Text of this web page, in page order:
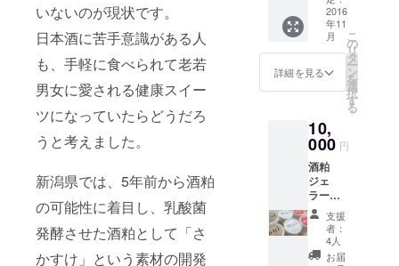
いないのが現状です。
日本酒に苦手意識がある人
も、手軽に食べられて老若
男女に愛される健康スイー
ツになっていたらどうだろ
うと考えました。
新潟県では、5年前から酒粕
の可能性に着目し、乳酸菌
発酵させた酒粕として「さ
かすけ」という素材の開発
×2個、
苺×2
個、玄
米珈琲
×2個
2016
年11
月
詳細を見る
こ
の
リ
タ
ー
ン
を
選
択
す
る
10,
000 円
酒粕
ジェ
ラート
mui 12
個入り
ギフト
ボック
支援
者：
4人
お届